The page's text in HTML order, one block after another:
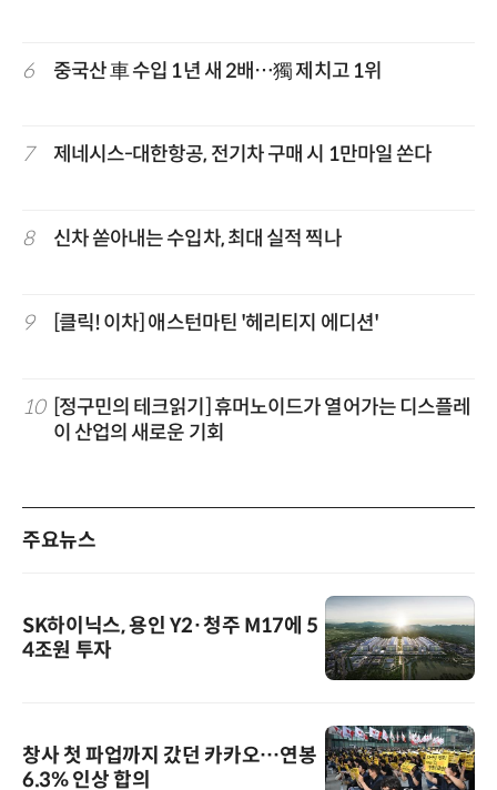
6 중국산 車 수입 1년 새 2배…獨 제치고 1위
7 제네시스-대한항공, 전기차 구매 시 1만마일 쏜다
8 신차 쏟아내는 수입차, 최대 실적 찍나
9 [클릭! 이차] 애스턴마틴 '헤리티지 에디션'
10
[정구민의 테크읽기] 휴머노이드가 열어가는 디스플레
이 산업의 새로운 기회
주요뉴스
SK하이닉스, 용인 Y2·청주 M17에 5
4조원 투자
창사 첫 파업까지 갔던 카카오…연봉
6.3% 인상 합의